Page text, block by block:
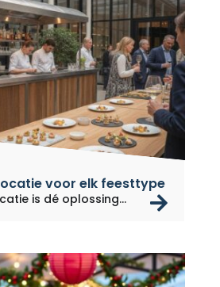
voor elk feesttype
is dé oplossing...